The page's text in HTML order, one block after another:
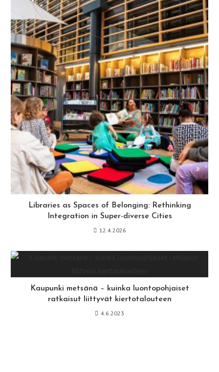
Libraries as Spaces of Belonging: Rethinking
Integration in Super-diverse Cities
12.4.2026
Kaupunki metsänä – kuinka luontopohjaiset
ratkaisut liittyvät kiertotalouteen
4.6.2023